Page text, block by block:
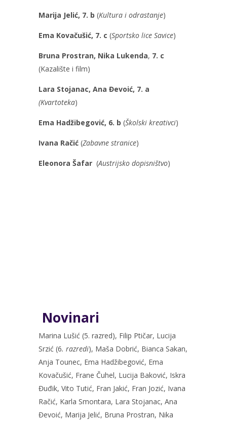
Marija Jelić, 7. b(Kultura i odrastanje)
Ema Kovačušić, 7. c (Sportsko lice Savice)
Bruna Prostran, Nika Lukenda, 7. c
(Kazalište i film)
Lara Stojanac, Ana Đevoić, 7. a
(Kvartoteka)
Ema Hadžibegović, 6. b (Školski kreativci)
Ivana Račić(Zabavne stranice)
Eleonora Šafar(Austrijsko dopisništvo)
Novinari
Marina Lušić (5. razred), Filip Ptičar, Lucija
Srzić (6. razredi), Maša Dobrić, Bianca Sakan,
Anja Tounec, Ema Hadžibegović, Ema
Kovačušić, Frane Čuhel, Lucija Baković, Iskra
Đuđik, Vito Tutić, Fran Jakić, Fran Jozić, Ivana
Račić, Karla Smontara, Lara Stojanac, Ana
Đevoić, Marija Jelić, Bruna Prostran, Nika